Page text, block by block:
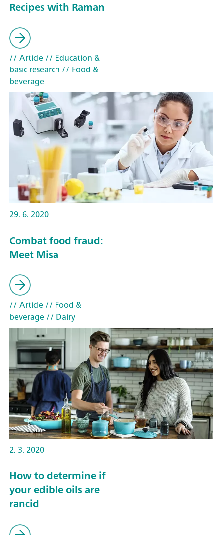
Recipes with Raman
// Article// Education &
basic research // Food &
beverage
29. 6. 2020
Combat food fraud:
Meet Misa
// Article// Food &
beverage// Dairy
2. 3. 2020
How to determine if
your edible oils are
rancid